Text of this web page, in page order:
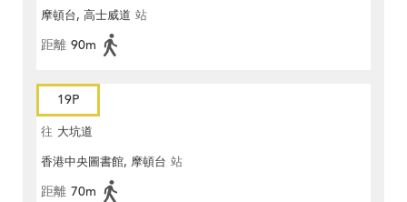
摩頓台, 高士威道 站
距離 90m
19P
往 大坑道
香港中央圖書館, 摩頓台 站
距離 70m